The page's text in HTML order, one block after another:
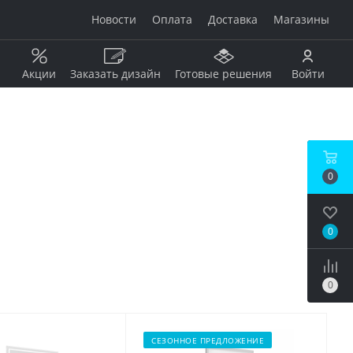
Новости Оплата Доставка Магазины
Акции Заказать дизайн Готовые решения Войти
СЕЗОННОЕ ПРЕДЛОЖЕНИЕ
0
0
0